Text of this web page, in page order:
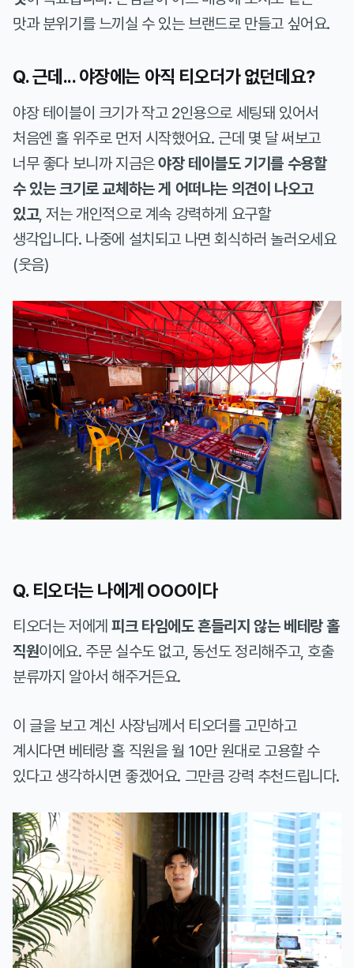
맛과 분위기를 느끼실 수 있는 브랜드로 만들고 싶어요.
Q. 근데... 야장에는 아직 티오더가 없던데요?
야장 테이블이 크기가 작고 2인용으로 세팅돼 있어서
처음엔 홀 위주로 먼저 시작했어요. 근데 몇 달 써보고
너무 좋다 보니까 지금은야장 테이블도 기기를 수용할
수 있는 크기로 교체하는 게 어떠냐는 의견이 나오고
있고, 저는 개인적으로 계속 강력하게 요구할
생각입니다. 나중에 설치되고 나면 회식하러 놀러오세요
(웃음)
Q. 티오더는 나에게 OOO이다
티오더는 저에게피크 타임에도 흔들리지 않는 베테랑 홀
직원이에요. 주문 실수도 없고, 동선도 정리해주고, 호출
분류까지 알아서 해주거든요.
이 글을 보고 계신 사장님께서 티오더를 고민하고
계시다면 베테랑 홀 직원을 월 10만 원대로 고용할 수
있다고 생각하시면 좋겠어요. 그만큼 강력 추천드립니다.